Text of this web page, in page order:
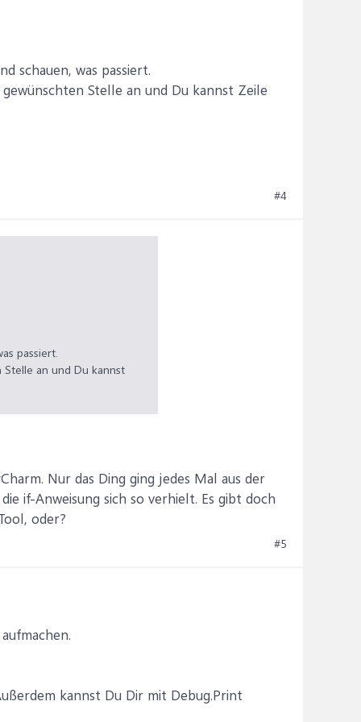
schauen, was passiert.
Stelle an und Du kannst Zeile
#4
passiert.
an und Du kannst
Nur das Ding ging jedes Mal aus der
if-Anweisung sich so verhielt. Es gibt doch
oder?
#5
kannst Du Dir mit Debug.Print